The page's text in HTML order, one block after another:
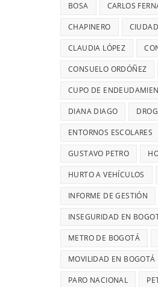
BOSA CARLOS
CHAPINERO
CLAUDIA LÓPEZ
CONSUELO ORDÓÑEZ
CUPO DE
DIANA DIAGO
ENTORNOS ESCOLARES
GUSTAVO PETRO
HURTO A VEHÍCULOS
INFORME DE GESTIÓN
INSEGURIDAD EN
METRO DE BOGOTÁ
MOVILIDAD EN BOGOTÁ
PARO NACIONAL